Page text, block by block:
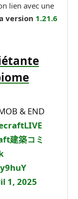
lien avec une
version 1.21.6
& END
建築コミ
1, 2025